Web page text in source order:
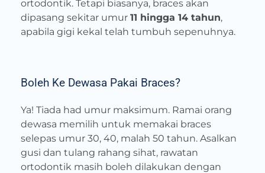
ortodontik. Tetapi biasanya, braces akan
dipasang sekitar umur 11 hingga 14 tahun,
apabila gigi kekal telah tumbuh sepenuhnya.
Boleh Ke Dewasa Pakai Braces?
Ya! Tiada had umur maksimum. Ramai orang
dewasa memilih untuk memakai braces
selepas umur 30, 40, malah 50 tahun. Asalkan
gusi dan tulang rahang sihat, rawatan
ortodontik masih boleh dilakukan dengan